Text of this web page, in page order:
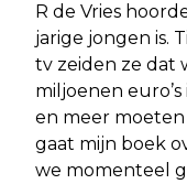
R de Vries
jarige jongen is.
tv zeiden ze dat
miljoenen
en meer
gaat mijn boek
we momenteel